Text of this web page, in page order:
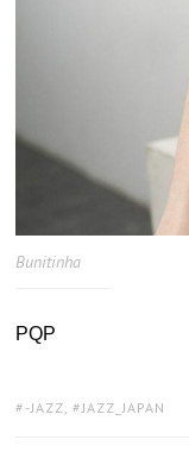
Bunitinha
PQP
TAGS:
-JAZZ , JAZZ_JAPAN